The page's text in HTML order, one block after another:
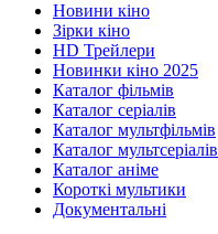
Новини кіно
Зірки кіно
HD Трейлери
Новинки кіно 2025
Каталог фільмів
Каталог серіалів
Каталог мультфільмів
Каталог мультсеріалів
Каталог аніме
Короткі мультики
Документальні